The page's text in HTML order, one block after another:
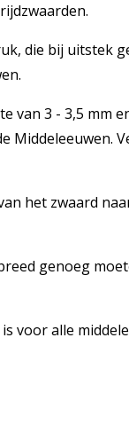
die bij uitstek
van 3 - 3,5 mm
Middeleeuwen.
het zwaard
genoeg
voor alle